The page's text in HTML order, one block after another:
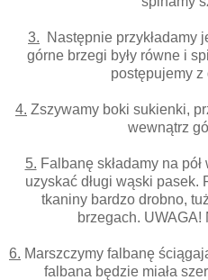
3. Następnie przykładamy
górne brzegi były równe i
postępujemy z
4. Zszywamy boki sukienki,
wewnątrz
5. Falbanę składamy na
uzyskać długi wąski pasek.
tkaniny bardzo drobno,
brzegach.
6. Marszczymy falbanę
falbana będzie miała